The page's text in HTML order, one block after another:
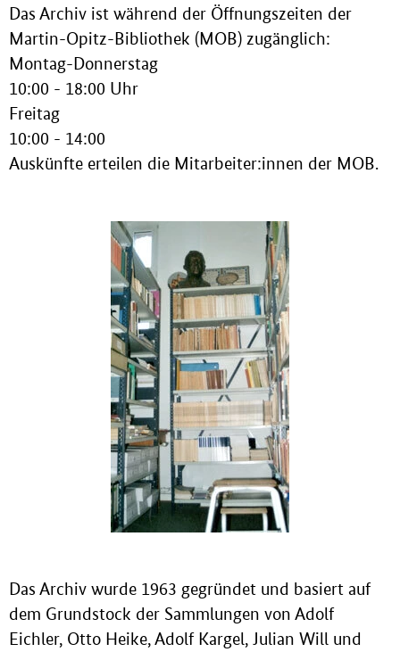
Das Archiv ist während der Öffnungszeiten der
Martin-Opitz-Bibliothek (MOB) zugänglich:
Montag-Donnerstag
10:00 - 18:00 Uhr
Freitag
10:00 - 14:00
Auskünfte erteilen die Mitarbeiter:innen der MOB.
Das Archiv wurde 1963 gegründet und basiert auf
dem Grundstock der Sammlungen von Adolf
Eichler, Otto Heike, Adolf Kargel, Julian Will und